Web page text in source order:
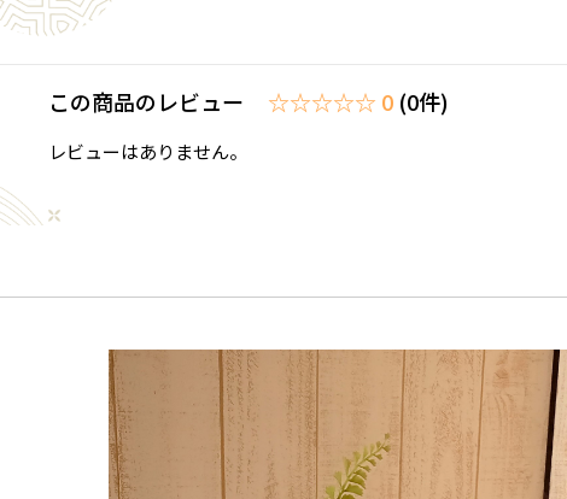
この商品のレビュー ☆☆☆☆☆ 0 (0件)
レビューはありません。